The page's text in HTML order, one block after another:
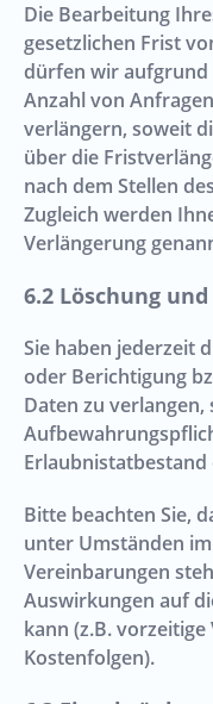
Die Bearbeitung
gesetzlichen Frist
dürfen wir aufgrund
Anzahl von
verlängern, soweit
über die
nach dem Stellen
Zugleich werden
Verlängerung
Löschung
Sie haben jederzeit
oder Berichtigung
Daten zu
Bitte beachten Sie,
unter Umständen
Vereinbarungen
Auswirkungen auf
kann (z.B.
Kostenfolgen).